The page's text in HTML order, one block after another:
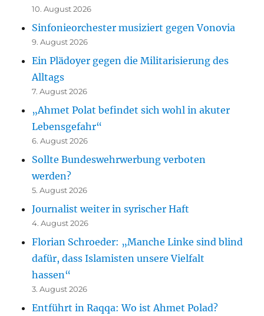
10. August 2026
Sinfonieorchester musiziert gegen Vonovia
9. August 2026
Ein Plädoyer gegen die Militarisierung des
Alltags
7. August 2026
„Ahmet Polat befindet sich wohl in akuter
Lebensgefahr“
6. August 2026
Sollte Bundeswehrwerbung verboten
werden?
5. August 2026
Journalist weiter in syrischer Haft
4. August 2026
Florian Schroeder: „Manche Linke sind blind
dafür, dass Islamisten unsere Vielfalt
hassen“
3. August 2026
Entführt in Raqqa: Wo ist Ahmet Polad?